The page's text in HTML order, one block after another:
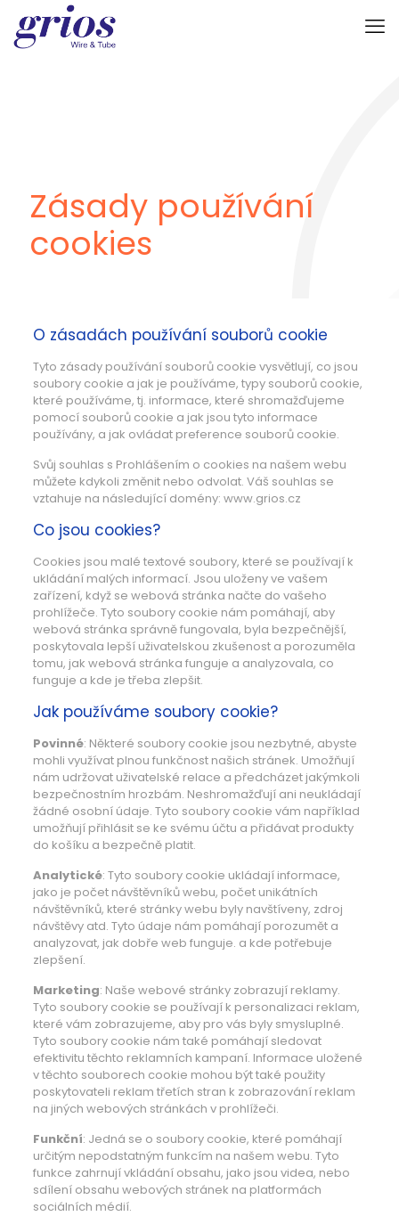
Zásady používání
cookies
O zásadách používání souborů cookie
Tyto zásady používání souborů cookie vysvětlují, co jsou
soubory cookie a jak je používáme, typy souborů cookie,
které používáme, tj. informace, které shromažďujeme
pomocí souborů cookie a jak jsou tyto informace
používány, a jak ovládat preference souborů cookie.
Svůj souhlas s Prohlášením o cookies na našem webu
můžete kdykoli změnit nebo odvolat. Váš souhlas se
vztahuje na následující domény: www.grios.cz
Co jsou cookies?
Cookies jsou malé textové soubory, které se používají k
ukládání malých informací. Jsou uloženy ve vašem
zařízení, když se webová stránka načte do vašeho
prohlížeče. Tyto soubory cookie nám pomáhají, aby
webová stránka správně fungovala, byla bezpečnější,
poskytovala lepší uživatelskou zkušenost a porozuměla
tomu, jak webová stránka funguje a analyzovala, co
funguje a kde je třeba zlepšit.
Jak používáme soubory cookie?
Povinné: Některé soubory cookie jsou nezbytné, abyste
mohli využívat plnou funkčnost našich stránek. Umožňují
nám udržovat uživatelské relace a předcházet jakýmkoli
bezpečnostním hrozbám. Neshromažďují ani neukládají
žádné osobní údaje. Tyto soubory cookie vám například
umožňují přihlásit se ke svému účtu a přidávat produkty
do košíku a bezpečně platit.
Analytické: Tyto soubory cookie ukládají informace,
jako je počet návštěvníků webu, počet unikátních
návštěvníků, které stránky webu byly navštíveny, zdroj
návštěvy atd. Tyto údaje nám pomáhají porozumět a
analyzovat, jak dobře web funguje. a kde potřebuje
zlepšení.
Marketing: Naše webové stránky zobrazují reklamy.
Tyto soubory cookie se používají k personalizaci reklam,
které vám zobrazujeme, aby pro vás byly smysluplné.
Tyto soubory cookie nám také pomáhají sledovat
efektivitu těchto reklamních kampaní. Informace uložené
v těchto souborech cookie mohou být také použity
poskytovateli reklam třetích stran k zobrazování reklam
na jiných webových stránkách v prohlížeči.
Funkční: Jedná se o soubory cookie, které pomáhají
určitým nepodstatným funkcím na našem webu. Tyto
funkce zahrnují vkládání obsahu, jako jsou videa, nebo
sdílení obsahu webových stránek na platformách
sociálních médií.